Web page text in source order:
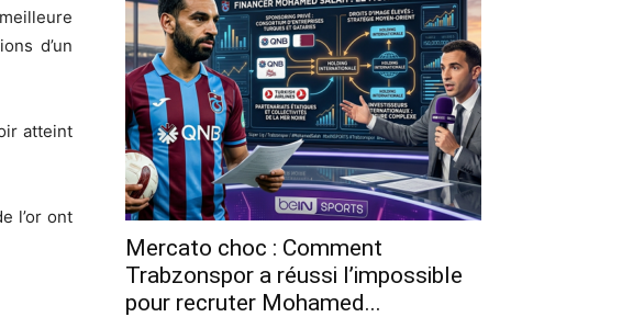
d’un
atteint
l’or ont
Mercato choc : Comment
Trabzonspor a réussi l’impossible
pour recruter Mohamed...